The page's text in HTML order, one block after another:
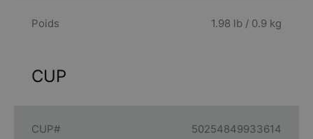
Poids 1.98 lb / 0.9 kg
CUP
CUP# 50254849933614